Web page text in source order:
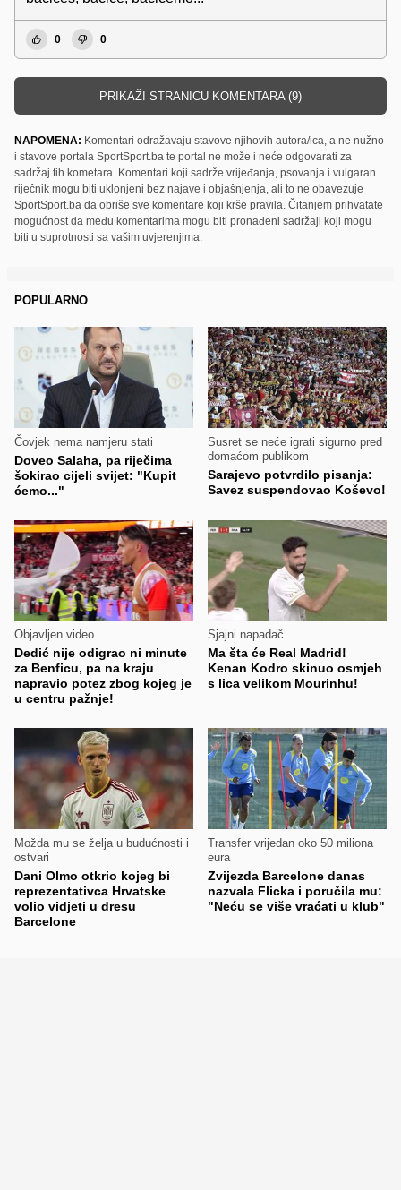
0 0
PRIKAŽI STRANICU KOMENTARA (9)
NAPOMENA: Komentari odražavaju stavove njihovih autora/ica, a ne nužno
i stavove portala SportSport.ba te portal ne može i neće odgovarati za
sadržaj tih kometara. Komentari koji sadrže vrijeđanja, psovanja i vulgaran
riječnik mogu biti uklonjeni bez najave i objašnjenja, ali to ne obavezuje
SportSport.ba da obriše sve komentare koji krše pravila. Čitanjem prihvatate
mogućnost da među komentarima mogu biti pronađeni sadržaji koji mogu
biti u suprotnosti sa vašim uvjerenjima.
POPULARNO
Čovjek nema namjeru stati
Doveo Salaha, pa riječima
šokirao cijeli svijet: "Kupit
ćemo..."
Susret se neće igrati sigurno pred
domaćom publikom
Sarajevo potvrdilo pisanja:
Savez suspendovao Koševo!
Objavljen video
Dedić nije odigrao ni minute
za Benficu, pa na kraju
napravio potez zbog kojeg je
u centru pažnje!
Sjajni napadač
Ma šta će Real Madrid!
Kenan Kodro skinuo osmjeh
s lica velikom Mourinhu!
Možda mu se želja u budućnosti i
ostvari
Dani Olmo otkrio kojeg bi
reprezentativca Hrvatske
volio vidjeti u dresu
Barcelone
Transfer vrijedan oko 50 miliona
eura
Zvijezda Barcelone danas
nazvala Flicka i poručila mu:
"Neću se više vraćati u klub"